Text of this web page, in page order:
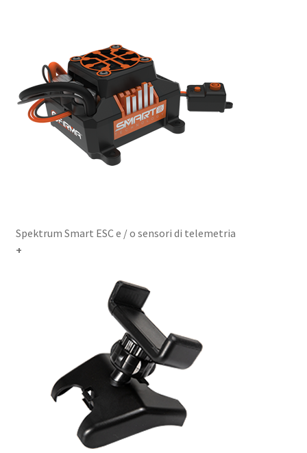
Spektrum Smart ESC e / o sensori di telemetria
+